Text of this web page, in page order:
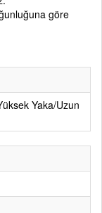
göre
Yaka/Uzun